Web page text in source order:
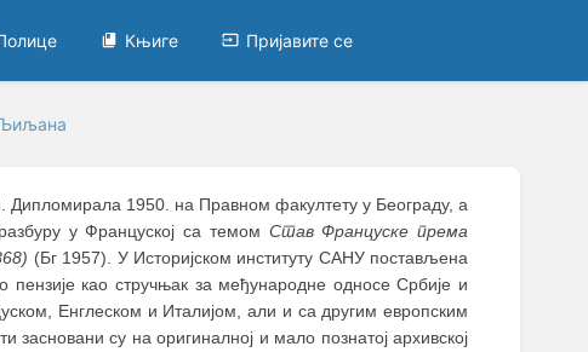
Књиге Пријавите се
Дипломирала 1950. на Правном факултету у Београду, а
у Француској са темом Став Француске према
(Бг 1957). У Историјском институту САНУ постављена
као стручњак за међународне односе Србије и
Енглеском и Италијом, али и са другим европским
су на оригиналној и мало познатој архивској